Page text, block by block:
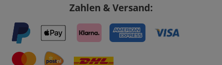
Zahlen & Versand: